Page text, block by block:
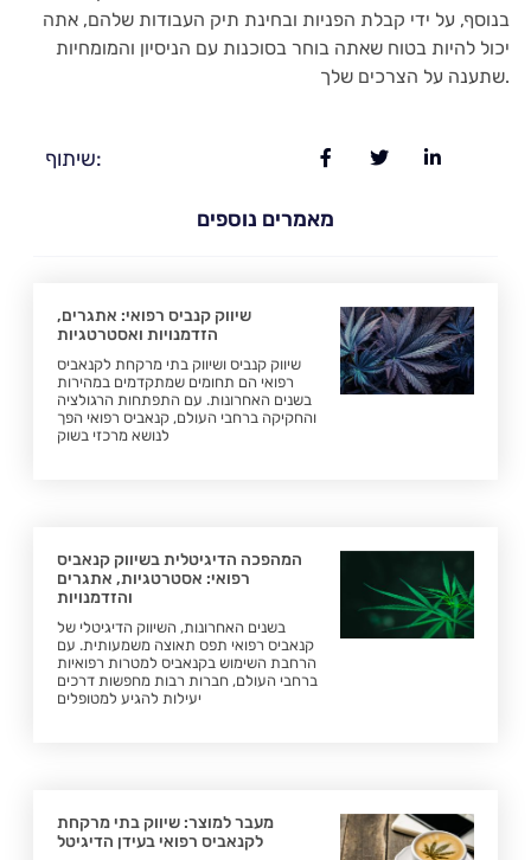
בנוסף, על ידי קבלת הפניות ובחינת תיק העבודות שלהם, אתה
יכול להיות בטוח שאתה בוחר בסוכנות עם הניסיון והמומחיות
שתענה על הצרכים שלך.
שיתוף:
מאמרים נוספים
שיווק קנביס רפואי: אתגרים,
הזדמנויות ואסטרטגיות
שיווק קנביס ושיווק בתי מרקחת לקנאביס
רפואי הם תחומים שמתקדמים במהירות
בשנים האחרונות. עם התפתחות הרגולציה
והחקיקה ברחבי העולם, קנאביס רפואי הפך
לנושא מרכזי בשוק
המהפכה הדיגיטלית בשיווק קנאביס
רפואי: אסטרטגיות, אתגרים
והזדמנויות
בשנים האחרונות, השיווק הדיגיטלי של
קנאביס רפואי תפס תאוצה משמעותית. עם
הרחבת השימוש בקנאביס למטרות רפואיות
ברחבי העולם, חברות רבות מחפשות דרכים
יעילות להגיע למטופלים
מעבר למוצר: שיווק בתי מרקחת
לקנאביס רפואי בעידן הדיגיטל